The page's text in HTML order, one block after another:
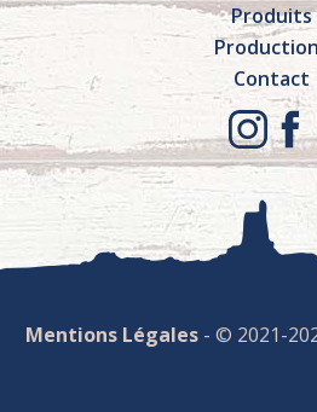
Produits
Contact
Mentions Légales- © 2021-